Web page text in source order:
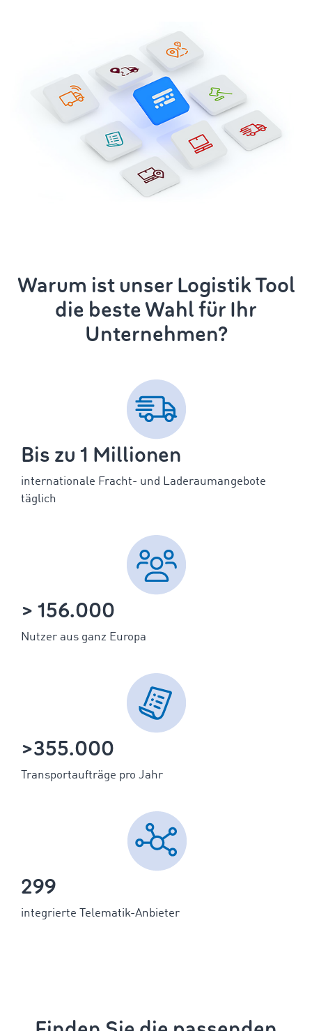
Warum ist unser Logistik Tool
die beste Wahl für Ihr
Unternehmen?
Bis zu 1 Millionen
internationale Fracht- und Laderaumangebote
täglich
> 156.000
Nutzer aus ganz Europa
>355.000
Transportaufträge pro Jahr
299
integrierte Telematik-Anbieter